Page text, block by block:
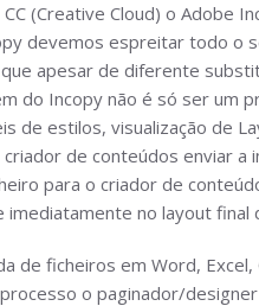
(Creative Cloud) o Adobe
devemos espreitar todo o
apesar de diferente
do Incopy não é só ser
de estilos, visualização de
de conteúdos enviar a
para o criador de
no layout final
ficheiros em Word,
o paginador/